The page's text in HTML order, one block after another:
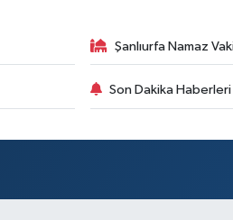
Şanlıurfa Namaz
Son Dakika Haberleri